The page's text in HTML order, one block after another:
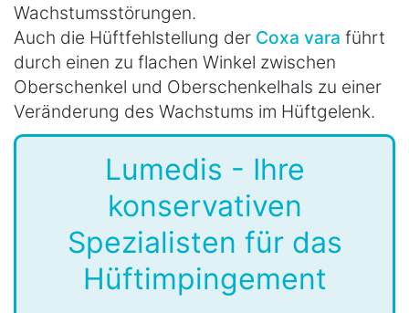
Wachstumsstörungen.
Auch die Hüftfehlstellung der Coxa vara führt
durch einen zu flachen Winkel zwischen
Oberschenkel und Oberschenkelhals zu einer
Veränderung des Wachstums im Hüftgelenk.
Lumedis - Ihre
konservativen
Spezialisten für das
Hüftimpingement